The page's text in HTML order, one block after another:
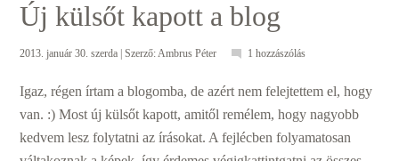
Új külsőt kapott a blog
2013. január 30. szerda | Szerző:Ambrus Péter 1 hozzászólás
Igaz, régen írtam a blogomba, de azért nem felejtettem el, hogy
van. :) Most új külsőt kapott, amitől remélem, hogy nagyobb
kedvem lesz folytatni az írásokat. A fejlécben folyamatosan